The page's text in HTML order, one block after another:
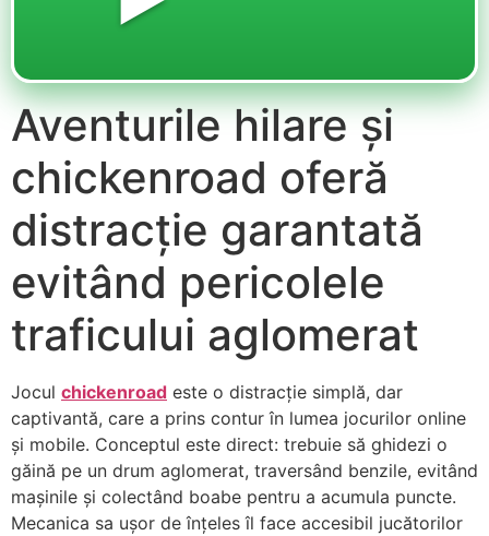
Aventurile hilare și
chickenroad oferă
distracție garantată
evitând pericolele
traficului aglomerat
Jocul chickenroad este o distracție simplă, dar
captivantă, care a prins contur în lumea jocurilor online
și mobile. Conceptul este direct: trebuie să ghidezi o
găină pe un drum aglomerat, traversând benzile, evitând
mașinile și colectând boabe pentru a acumula puncte.
Mecanica sa ușor de înțeles îl face accesibil jucătorilor